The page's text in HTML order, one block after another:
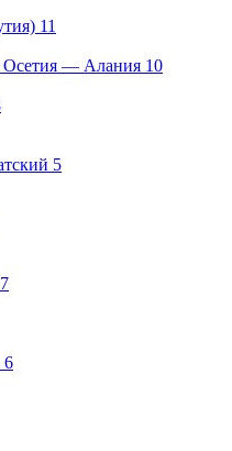
11
Осетия — Алания 10
5
7
6